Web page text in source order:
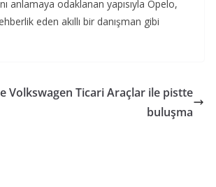
anlamaya odaklanan yapısıyla Opelo,
eden akıllı bir danışman gibi
Volkswagen Ticari Araçlar ile pistte
buluşma